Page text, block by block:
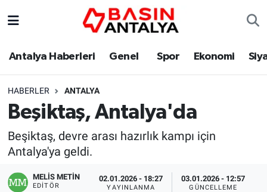
Antalya Haberleri Genel Spor Ekonomi
HABERLER ANTALYA
Beşiktaş, Antalya'da
Beşiktaş, devre arası hazırlık kampı için
Antalya'ya geldi.
MELİS METİN
EDITÖR
02.01.2026 - 18:27
YAYINLANMA
03.01.2026 - 12:57
GÜNCELLEME